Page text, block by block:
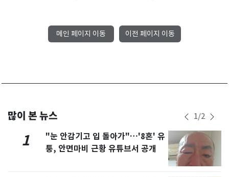
메인 페이지 이동 이전 페이지 이동
많이 본 뉴스 1/2
1
"눈 안감기고 입 돌아가"…'8혼' 유
퉁, 안면마비 근황 유튜브서 공개